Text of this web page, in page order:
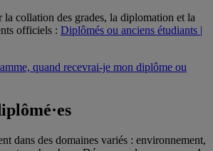
la collation des grades, la diplomation et la
officiels : Diplômés ou anciens étudiants |
quand recevrai-je mon diplôme ou
dans des domaines variés : environnement,